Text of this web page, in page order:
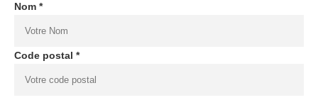
Nom *
Code postal *